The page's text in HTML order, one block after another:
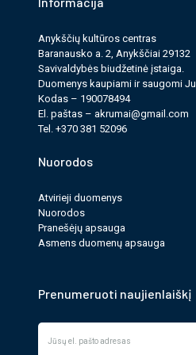
Pagrindinė renginio informacija
Renginio trukmė: 1 val. 15 min.
Nemokamai: vaikai iki 4 m.
Pridėti į Apple kalendorių
Anykščių kultūros cen­tras
Baranausko a. 2, Anykščiai 29132
Savi­valdy­bės biudžet­inė įstaiga.
Duomenys kau­pi­ami ir saugomi
Kodas – 190078494
El. paš­tas – akrumai@gmail.com
Tel. +370 381 52096
Nuorodos
Atvirieji duomenys
Nuorodos
Pranešėjų apsauga
Asmens duomenų apsauga
Prenumeruoti naujienlaiškį